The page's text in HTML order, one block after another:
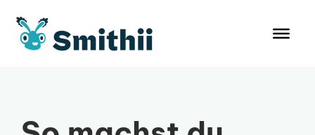
Inhalt
springen